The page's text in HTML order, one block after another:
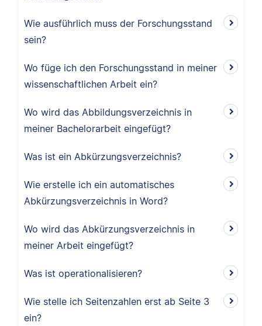
Wie ausführlich muss der Forschungsstand
sein?
Wo füge ich den Forschungsstand in meiner
wissenschaftlichen Arbeit ein?
Wo wird das Abbildungsverzeichnis in
meiner Bachelorarbeit eingefügt?
Was ist ein Abkürzungsverzeichnis?
Wie erstelle ich ein automatisches
Abkürzungsverzeichnis in Word?
Wo wird das Abkürzungsverzeichnis in
meiner Arbeit eingefügt?
Was ist operationalisieren?
Wie stelle ich Seitenzahlen erst ab Seite 3
ein?